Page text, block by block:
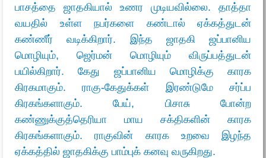
பாசத்தை ஜாதகியால் உணர முடியவில்லை. தாத்தா
வயதில் உள்ள நபர்களை கண்டால் ஏக்கத்துடன்
கண்ணீர் வடிக்கிறார். இந்த ஜாதகி ஜப்பானிய
மொழியும், ஜெர்மன் மொழியும் விருப்பத்துடன்
பயில்கிறார். கேது ஜப்பானிய மொழிக்கு காரக
கிரகமாகும். ராகு-கேதுக்கள் இரண்டுமே சர்ப்ப
கிரகங்களாகும். பேய், பிசாசு போன்ற
கண்ணுக்குத்தெரியா மாய சக்திகளின் காரக
கிரகங்களாகும். ராகுவின் காரக உறவை இழந்த
ஏக்கத்தில் ஜாதகிக்கு பாம்புக் கனவு வருகிறது.